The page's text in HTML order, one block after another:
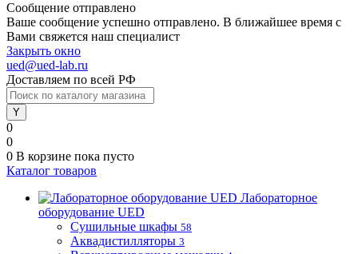
Сообщение отправлено
Ваше сообщение успешно отправлено. В ближайшее время с
Вами свяжется наш специалист
Закрыть окно
ued@ued-lab.ru
Доставляем по всей РФ
0
0
0 В корзине пока пусто
Каталог товаров
Лабораторное
оборудование UED
Сушильные шкафы 58
Аквадистилляторы 3